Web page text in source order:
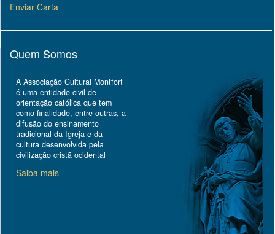
Enviar Carta
Quem Somos
A Associação Cultural Montfort
é uma entidade civil de
orientação católica que tem
como finalidade, entre outras, a
difusão do ensinamento
tradicional da Igreja e da
cultura desenvolvida pela
civilização cristã ocidental
Saiba mais